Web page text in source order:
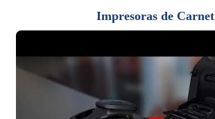
Impresoras de Carnet